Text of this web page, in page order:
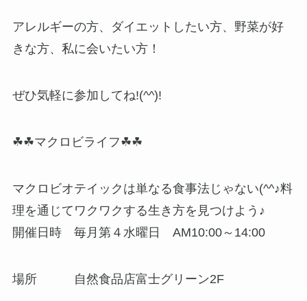
アレルギーの方、ダイエットしたい方、野菜が好
きな方、私に会いたい方！
ぜひ気軽に参加してね!(^^)!
☘☘マクロビライフ☘☘
マクロビオテイックは単なる食事法じゃない(^^♪料
理を通じてワクワクする生き方を見つけよう♪
開催日時 毎月第４水曜日 AM10:00～14:00
場所 自然食品店富士グリーン2F